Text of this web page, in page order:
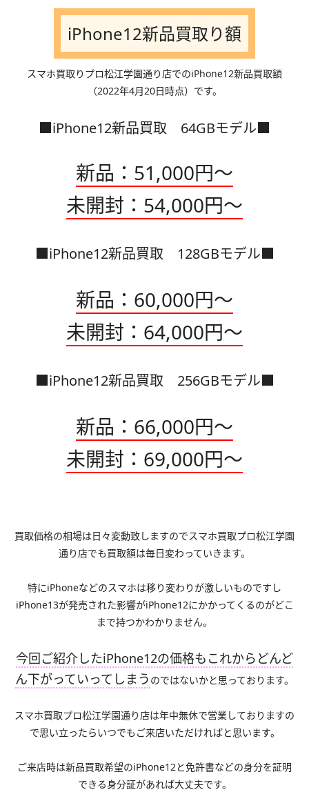
iPhone12新品買取り額
スマホ買取りプロ松江学園通り店でのiPhone12新品買取額
（2022年4月20日時点）です。
■iPhone12新品買取 64GBモデル■
新品：51,000円～
未開封：54,000円～
■iPhone12新品買取 128GBモデル■
新品：60,000円～
未開封：64,000円～
■iPhone12新品買取 256GBモデル■
新品：66,000円～
未開封：69,000円～
買取価格の相場は日々変動致しますのでスマホ買取プロ松江学園
通り店でも買取額は毎日変わっていきます。
特にiPhoneなどのスマホは移り変わりが激しいものですし
iPhone13が発売された影響がiPhone12にかかってくるのがどこ
まで持つかわかりません。
今回ご紹介したiPhone12の価格もこれからどんど
ん下がっていってしまう のではないかと思っております。
スマホ買取プロ松江学園通り店は年中無休で営業しておりますの
で思い立ったらいつでもご来店いただければと思います。
ご来店時は新品買取希望のiPhone12と免許書などの身分を証明
できる身分証があれば大丈夫です。